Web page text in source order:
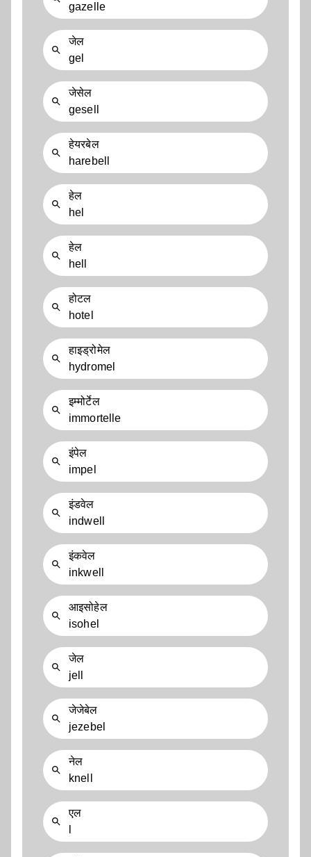
gazelle
जेल
gel
जेसेल
gesell
हेयरबेल
harebell
हेल
hel
हेल
hell
होटल
hotel
हाइड्रोमेल
hydromel
इम्मोर्टेल
immortelle
इंपेल
impel
इंडवेल
indwell
इंकवेल
inkwell
आइसोहेल
isohel
जेल
jell
जेजेबेल
jezebel
नेल
knell
एल